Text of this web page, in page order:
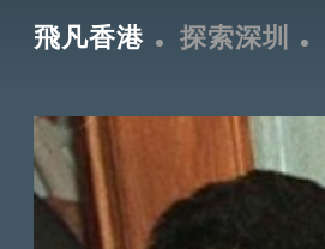
飛凡香港 探索深圳